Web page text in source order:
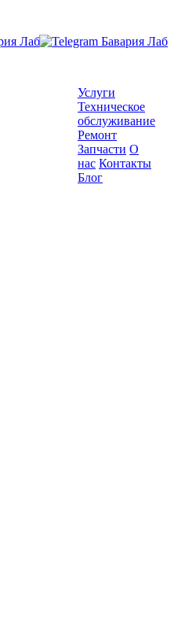
Услуги
Техническое
обслуживание
Ремонт
Запчасти О
нас Контакты
Блог